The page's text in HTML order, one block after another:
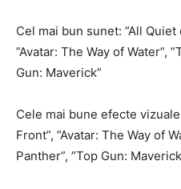
Cel mai bun sunet: ”All
”Avatar: The Way of Water”,
Gun: Maverick”
Cele mai bune efecte
Front”, ”Avatar: The Way of
Panther”, ”Top Gun: